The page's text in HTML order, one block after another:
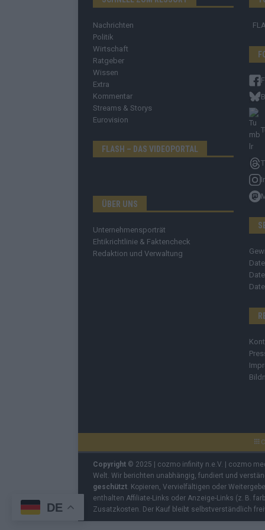
Nachrichten
Politik
Wirtschaft
Ratgeber
Wissen
Extra
Kommentar
Streams & Storys
Eurovision
FLASH – DAS VIDEOPORTAL
ÜBER UNS
Unternehmensporträt
Ehtikrichtlinie & Faktencheck
Redaktion und Verwaltung
Copyright © 2025 | cozmo infinity n.e.V. | cozmo
Welt. Wir berichten unabhängig, fundiert und
geschützt. Kopieren, Vervielfältigen oder
enthalten Affiliate-Links oder Anzeige-Links (z. B.
Zusatzkosten. Der Kauf bleibt selbstverständlich
DE